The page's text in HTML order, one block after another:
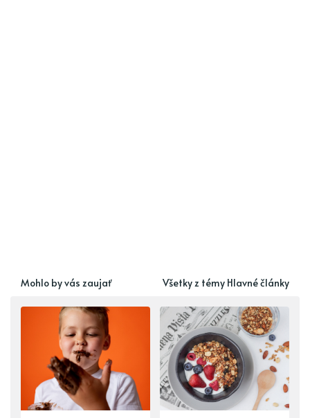
Mohlo by vás zaujať Všetky z témy Hlavné články